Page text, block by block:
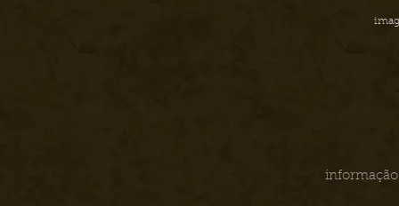
informação